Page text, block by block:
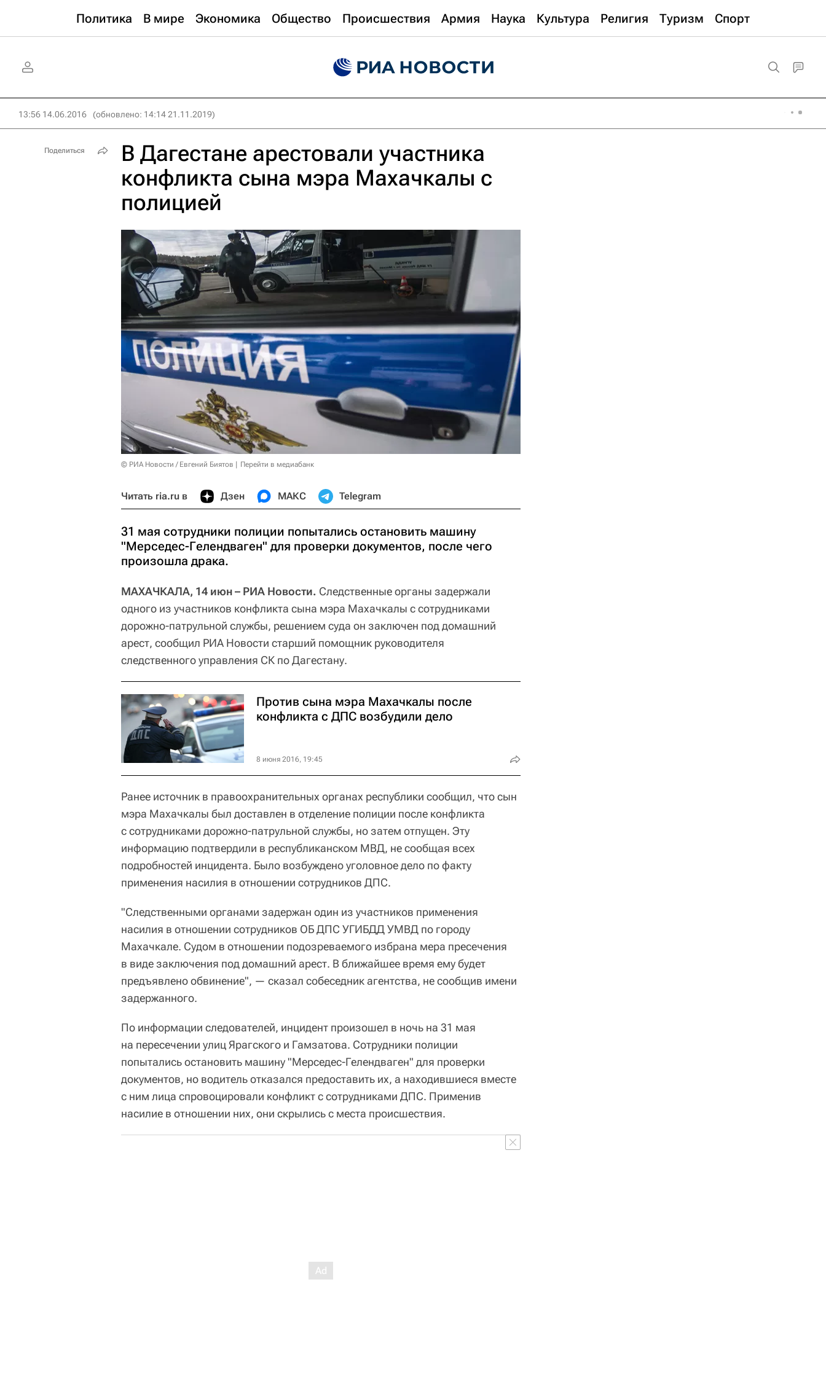
Политика В мире Экономика Общество Происшествия Армия Наука Культура Религия Туризм Спорт
13:56 14.06.2016 (обновлено: 14:14 21.11.2019)
В Дагестане арестовали участника
конфликта сына мэра Махачкалы с
полицией
© РИА Новости / Евгений Биятов Перейти в медиабанк
Читать ria.ru в Дзен МАКС Telegram
31 мая сотрудники полиции попытались остановить машину
"Мерседес-Гелендваген" для проверки документов, после чего
произошла драка.
МАХАЧКАЛА, 14 июн – РИА Новости. Следственные органы задержали
одного из участников конфликта сына мэра Махачкалы с сотрудниками
дорожно-патрульной службы, решением суда он заключен под домашний
арест, сообщил РИА Новости старший помощник руководителя
следственного управления СК по Дагестану.
Против сына мэра Махачкалы после
конфликта с ДПС возбудили дело
8 июня 2016, 19:45
Ранее источник в правоохранительных органах республики сообщил, что сын
мэра Махачкалы был доставлен в отделение полиции после конфликта
с сотрудниками дорожно-патрульной службы, но затем отпущен. Эту
информацию подтвердили в республиканском МВД, не сообщая всех
подробностей инцидента. Было возбуждено уголовное дело по факту
применения насилия в отношении сотрудников ДПС.
"Следственными органами задержан один из участников применения
насилия в отношении сотрудников ОБ ДПС УГИБДД УМВД по городу
Махачкале. Судом в отношении подозреваемого избрана мера пресечения
в виде заключения под домашний арест. В ближайшее время ему будет
предъявлено обвинение", — сказал собеседник агентства, не сообщив имени
задержанного.
По информации следователей, инцидент произошел в ночь на 31 мая
на пересечении улиц Ярагского и Гамзатова. Сотрудники полиции
попытались остановить машину "Мерседес-Гелендваген" для проверки
документов, но водитель отказался предоставить их, а находившиеся вместе
с ним лица спровоцировали конфликт с сотрудниками ДПС. Применив
насилие в отношении них, они скрылись с места происшествия.
Поделиться